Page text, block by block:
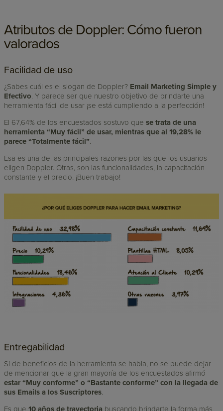
Atributos de Doppler: Cómo fueron
valorados
Facilidad de uso
¿Sabes cuál es el slogan de Doppler? Email Marketing Simple y
Efectivo. Y parece ser que nuestro objetivo de brindarte una
herramienta fácil de usar ¡se está cumpliendo a la perfección!
El 67,64% de los encuestados sostuvo que se trata de una
herramienta “Muy fácil” de usar, mientras que al 19,28% le
parece “Totalmente fácil”.
Esa es una de las principales razones por las que los usuarios
eligen Doppler. Otras, son las funcionalidades, la capacitación
constante y el precio. ¡Buen trabajo!
Entregabilidad
Si de beneficios de la herramienta se habla, no se puede dejar
de mencionar que la gran mayoría de los encuestados afirmó
estar “Muy conforme” o “Bastante conforme” con la llegada de
sus Emails a los Suscriptores.
Es que10 años de trayectoria buscando brindarte la forma más